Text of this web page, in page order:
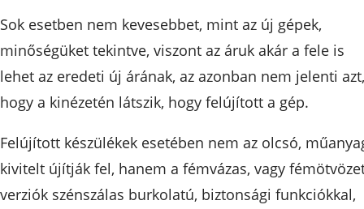
Sok esetben nem kevesebbet, mint az új gépek,
minőségüket tekintve, viszont az áruk akár a fele is
lehet az eredeti új árának, az azonban nem jelenti azt,
hogy a kinézetén látszik, hogy felújított a gép.
Felújított készülékek esetében nem az olcsó,
kivitelt újítják fel, hanem a fémvázas, vagy
verziók szénszálas burkolatú, biztonsági funkciókkal,